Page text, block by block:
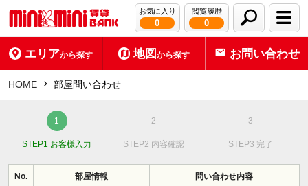
お気に入り
0
閲覧履歴
0
エリアから探す 地図から探す お問い合わせ
HOME 部屋問い合わせ
STEP1 お客様入力 STEP2 内容確認 STEP3 完了
No. 部屋情報 問い合わせ内容